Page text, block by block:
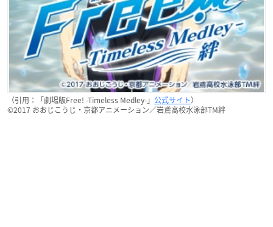
（引用：「劇場版Free! -Timeless Medley-」 公式サイト）
©2017 おおじこうじ・京都アニメーション／岩鳶高校水泳部TM絆